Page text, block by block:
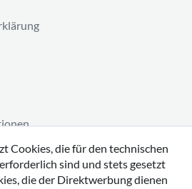
Cookies, die für den technischen
sind und stets gesetzt
die der Direktwerbung dienen